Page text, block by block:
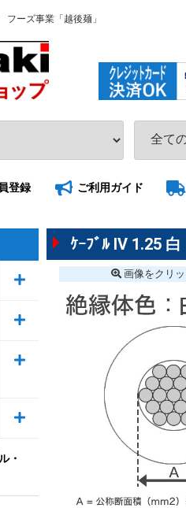
ーズ事業「越後麺」
登録 ご利用ガイド
・
ｹｰﾌﾞﾙ IV 1.25
画像をクリ